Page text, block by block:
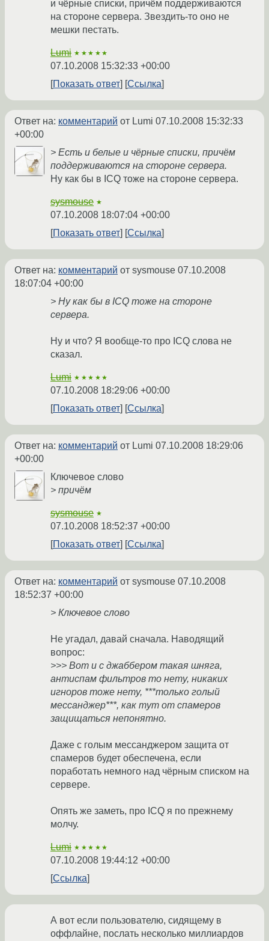
и чёрные списки, причём поддерживаются
на стороне сервера. Звездить-то оно не
мешки пестать.
Lumi ★★★★★
07.10.2008 15:32:33 +00:00
Показать ответ
Ссылка
Ответ на: комментарий от Lumi 07.10.2008 15:32:33
+00:00
> Есть и белые и чёрные списки, причём
поддерживаются на стороне сервера.
Ну как бы в ICQ тоже на стороне сервера.
sysmouse ★
07.10.2008 18:07:04 +00:00
Показать ответ
Ссылка
Ответ на: комментарий от sysmouse 07.10.2008
18:07:04 +00:00
> Ну как бы в ICQ тоже на стороне
сервера.
Ну и что? Я вообще-то про ICQ слова не
сказал.
Lumi ★★★★★
07.10.2008 18:29:06 +00:00
Показать ответ
Ссылка
Ответ на: комментарий от Lumi 07.10.2008 18:29:06
+00:00
Ключевое слово
> причём
sysmouse ★
07.10.2008 18:52:37 +00:00
Показать ответ
Ссылка
Ответ на: комментарий от sysmouse 07.10.2008
18:52:37 +00:00
> Ключевое слово
Не угадал, давай сначала. Наводящий
вопрос:
>>> Вот и с джаббером такая шняга,
антиспам фильтров то нету, никаких
игноров тоже нету, ***только голый
мессанджер***, как тут от спамеров
защищаться непонятно.
Даже с голым мессанджером защита от
спамеров будет обеспечена, если
поработать немного над чёрным списком на
сервере.
Опять же заметь, про ICQ я по прежнему
молчу.
Lumi ★★★★★
07.10.2008 19:44:12 +00:00
Ссылка
А вот если пользователю, сидящему в
оффлайне, послать несколько миллиардов